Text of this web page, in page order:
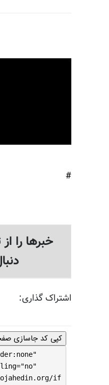
#
خبرها را
اشتراک گذاری:
کپی کد جاسازی
if